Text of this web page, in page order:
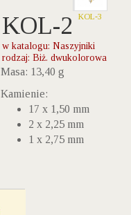
KOL-3
KOL-2
w katalogu: Naszyjniki
rodzaj: Biż. dwukolorowa
Masa: 13,40 g
Kamienie:
17 x 1,50 mm
2 x 2,25 mm
1 x 2,75 mm